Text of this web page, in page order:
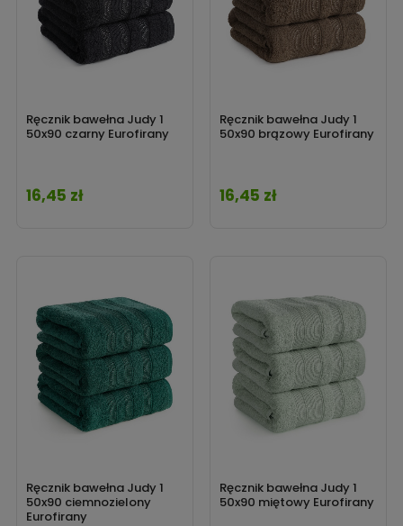
Ręcznik bawełna Judy 1
50x90 czarny Eurofirany
Cena
16,45 zł
Ręcznik bawełna Judy 1
50x90 brązowy Eurofirany
Cena
16,45 zł
Ręcznik bawełna Judy 1
50x90 ciemnozielony
Eurofirany
Ręcznik bawełna Judy 1
50x90 miętowy Eurofirany